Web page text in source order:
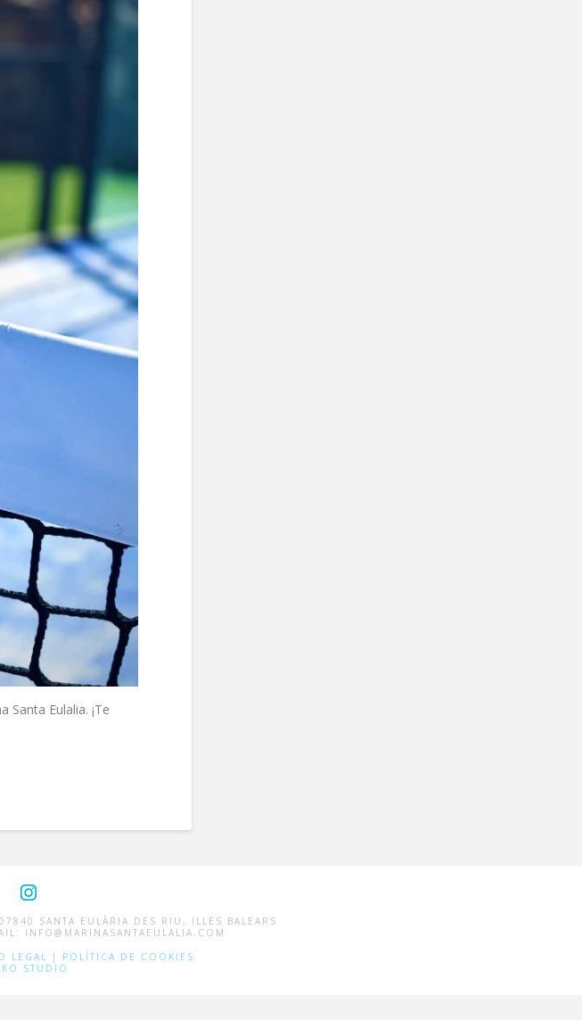
Eulalia. ¡Te
Instagram
SANTA EULÀRIA DES RIU, ILLES BALEARS
INFO@MARINASANTAEULALIA.COM
LEGAL | POLÍTICA DE COOKIES
STUDIO